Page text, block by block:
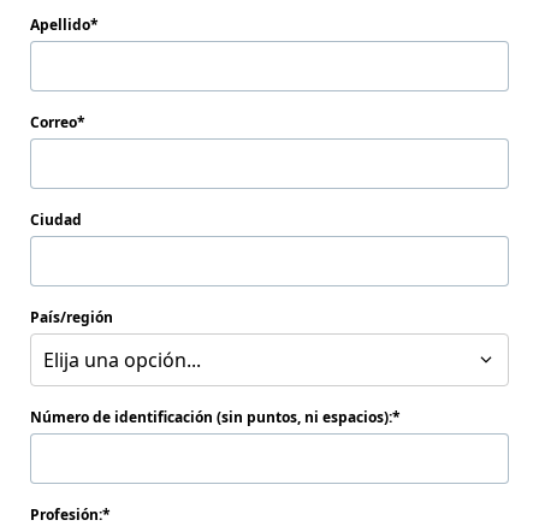
Apellido
Correo
Ciudad
País/región
Elija una opción...
Número de identificación (sin puntos, ni espacios):
Profesión: